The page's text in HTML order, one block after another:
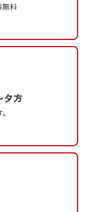
無料
夕方